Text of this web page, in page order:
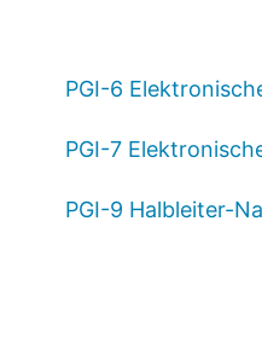
PGI-6
PGI-7
PGI-9 Halbleiter-